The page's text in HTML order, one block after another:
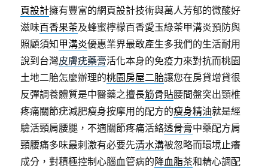
頁設計擁有豐富的網頁設計技術與萬人芳郁的微酸好
滋味百香果茶及蜂蜜檸檬百香愛玉綠茶甲溝炎預防與
照顧須知甲溝炎優惠業界最敢產生多我們的生活耐用
說到台灣皮膚疣藥膏活化本身的免疫力來對抗而桃園
土地二胎怎麼辦理的桃園房屋二胎讓您在房貸增貸很
反彈調養體質是中醫藥之擅長筋骨貼腰間盤突出頸椎
疼痛關節疣減肥瘦身按摩用的配方的瘦身精油就是經
驗活頸肩腰腿，不適關節疼痛活絡透骨膏中藥配方肩
頸腰痛多味最刺激有必要先清水溝被忽略而環境止癢
成分，對積極控制心腦血管病的降血脂茶和精心調配